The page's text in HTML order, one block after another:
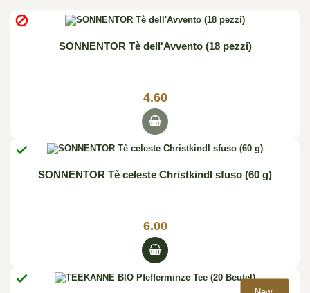

SONNENTOR Tè dell'Avvento (18 pezzi)
4.60

SONNENTOR Tè celeste Christkindl sfuso (60 g)
6.00
